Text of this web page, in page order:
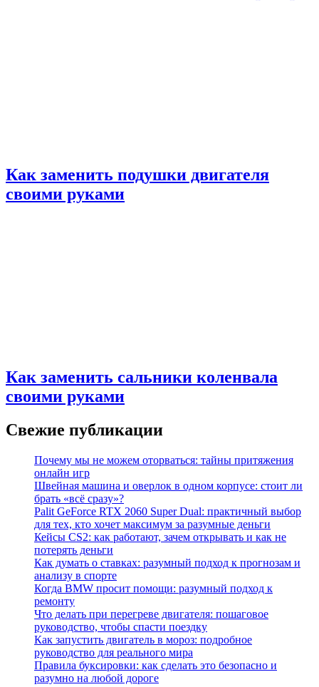
Как заменить подушки двигателя
своими руками
Как заменить сальники коленвала
своими руками
Свежие публикации
Почему мы не можем оторваться: тайны притяжения
онлайн игр
Швейная машина и оверлок в одном корпусе: стоит ли
брать «всё сразу»?
Palit GeForce RTX 2060 Super Dual: практичный выбор
для тех, кто хочет максимум за разумные деньги
Кейсы CS2: как работают, зачем открывать и как не
потерять деньги
Как думать о ставках: разумный подход к прогнозам и
анализу в спорте
Когда BMW просит помощи: разумный подход к
ремонту
Что делать при перегреве двигателя: пошаговое
руководство, чтобы спасти поездку
Как запустить двигатель в мороз: подробное
руководство для реального мира
Правила буксировки: как сделать это безопасно и
разумно на любой дороге